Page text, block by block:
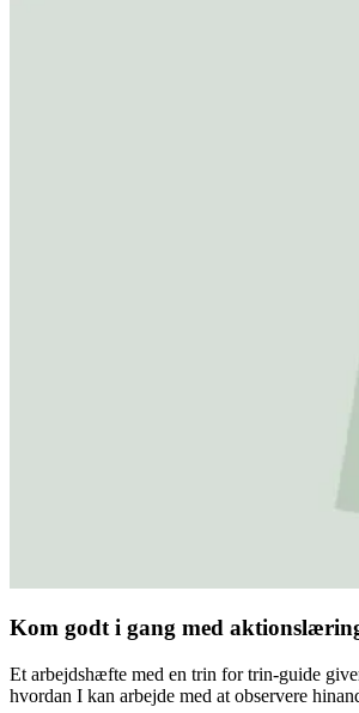
Kom godt i gang med
Et arbejdshæfte med en trin for trin-guide
hvordan I kan arbejde med at observere